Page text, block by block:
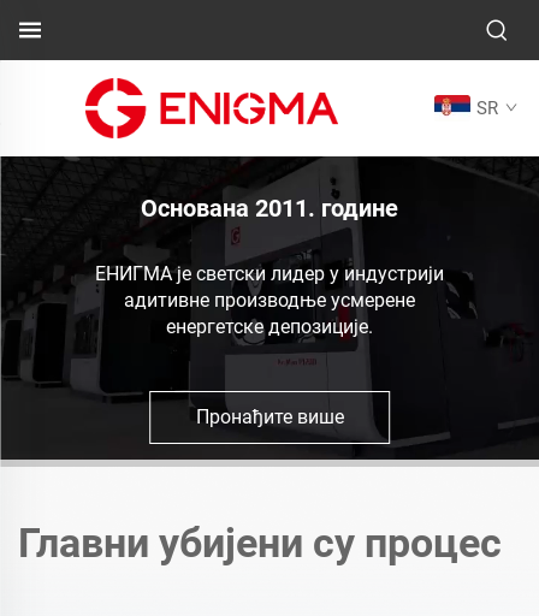
SR
Основана 2011. године
ЕНИГМА је светски лидер у индустрији
адитивне производње усмерене
енергетске депозиције.
Пронађите више
Главни убијени су процес